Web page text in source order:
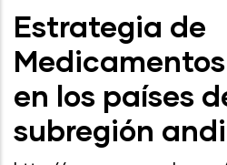
Estrategia de
en los países
subregión